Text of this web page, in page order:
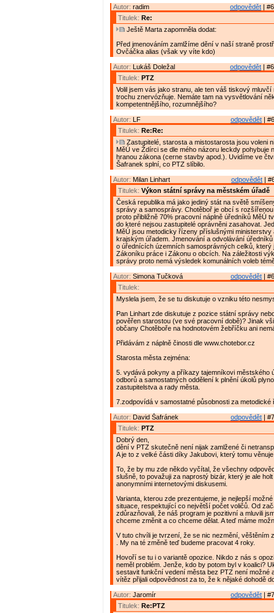
odpovědět |
Autor: radim
Titulek: Re:
Ještě Marta zapomněla dodat:
Před jmenováním zamlžíme dění v naší straně
Ovčáčka alias (však vy víte kdo)
odpovědět |
Autor: Lukáš Doležal
Titulek: PTZ
Volil jsem vás jako stranu, ale ten váš tiskový
trochu znervózňuje. Nemáte tam na vysvětlování
kompetentnějšího, rozumnějšího?
odpovědět |
Autor: LF
Titulek: Re:Re:
Zastupitelé, starosta a mistostarosta jsou voleni
MěÚ ve Ždírci se dle mého názoru leckdy pohybuje
hranou zákona (cerne stavby apod.). Uvidíme ve
Šafranek splní, co PTZ slíbilo.
odpovědět |
Autor: Milan Linhart
Titulek: Výkon státní správy na městském úřadě
Česká republika má jako jediný stát na světě
správy a samosprávy. Chotěboř je obcí s
proto přibližně 70% pracovní náplně úředníků MěÚ
do které nejsou zastupitelé oprávněni zasahovat.
MěÚ jsou metodicky řízeny příslušnými ministerstvy
krajským úřadem. Jmenování a odvolávání
o úřednících územních samosprávných celků, který
Zákoníku práce i Zákonu o obcích. Na záležitosti
správy proto nemá výsledek komunálních voleb
odpovědět |
Autor: Simona Tučková
Titulek:
Myslela jsem, že se tu diskutuje o vzniku této
Pan Linhart zde diskutuje z pozice státní správy
pověřen starostou (ve své pracovní době)? Jinak
občany Chotěboře na hodnotovém žebříčku ani
Přidávám z náplně činosti dle www.chotebor.cz
Starosta města zejména:
5. vydává pokyny a příkazy tajemníkovi městského
odborů a samostatných oddělení k plnění úkolů
zastupitelstva a rady města.
7.zodpovídá v samostatné působnosti za metodické
odpovědět |
Autor: David Šafránek
Titulek: PTZ
Dobrý den,
dění v PTZ skutečně není nijak zamlžené či
A je to z velké části díky Jakubovi, který tomu
To, že by mu zde někdo vyčítal, že všechny
slušně, to považuji za naprostý bizár, který je ale
anonymními internetovými diskusemi.
Varianta, kterou zde prezentujeme, je nejlepší
situace, respektující co největší počet voličů. Od
zdůrazňovali, že náš program je pozitivní a mluvili
chceme změnit a co chceme dělat. A teď máme
V tuto chvíli je tvrzení, že se nic nezmění, věštěním
. My na té změně teď budeme pracovat 4 roky.
Hovoří se tu i o variantě opozice. Nikdo z nás s
neměl problém. Jenže, kdo by potom byl v koalici?
sestavit funkční vedení města bez PTZ není možné
vítěz přijali odpovědnost za to, že k nějaké dohodě
odpovědět |
Autor: Jaromír
Titulek: Re:PTZ